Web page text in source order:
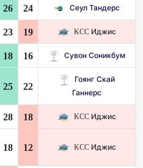
26 24 Сеул Тандерс
23 19 KCC Иджис
18 16 Сувон Соникбум
25 22
Гоянг Скай
Ганнерс
28 18 KCC Иджис
18 12 KCC Иджис